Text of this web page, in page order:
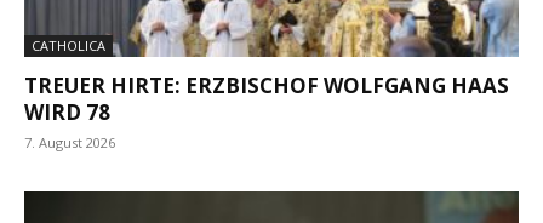
CATHOLICA
TREUER HIRTE: ERZBISCHOF WOLFGANG HAAS
WIRD 78
7. August 2026